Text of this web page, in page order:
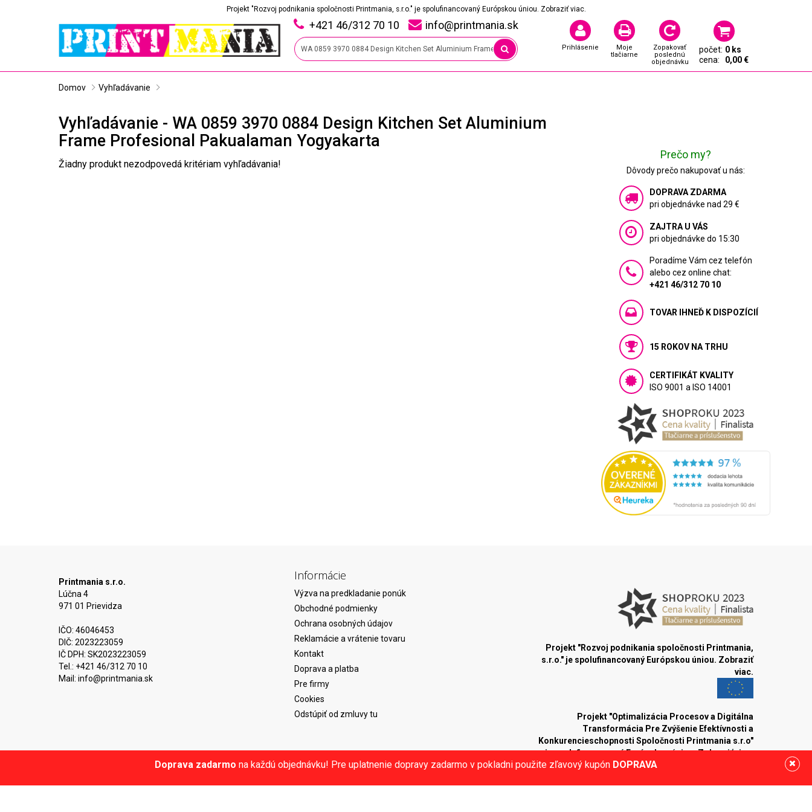
Doprava zadarmo na každú objednávku! Pre uplatnenie dopravy zadarmo v pokladni použite zľavový kupón DOPRAVA
Projekt "Rozvoj podnikania spoločnosti Printmania, s.r.o." je spolufinancovaný Európskou úniou. Zobraziť viac.
+421 46/312 70 10 info@printmania.sk
Prihlásenie
Moje
tlačiarne
Zopakovať
poslednú
objednávku
počet: 0 ks
cena:
0,00 €
Domov Vyhľadávanie
Vyhľadávanie - WA 0859 3970 0884 Design Kitchen Set Aluminium
Frame Profesional Pakualaman Yogyakarta
Žiadny produkt nezodpovedá kritériam vyhľadávania!
Prečo my?
Dôvody prečo nakupovať u nás:
DOPRAVA ZDARMA
pri objednávke nad 29 €
ZAJTRA U VÁS
pri objednávke do 15:30
Poradíme Vám cez telefón
alebo cez online chat:
+421 46/312 70 10
TOVAR IHNEĎ K DISPOZÍCIÍ
15 ROKOV NA TRHU
CERTIFIKÁT KVALITY
ISO 9001 a ISO 14001
Printmania s.r.o.
Lúčna 4
971 01 Prievidza
IČO: 46046453
DIČ: 2023223059
IČ DPH: SK2023223059
Tel.: +421 46/312 70 10
Mail: info@printmania.sk
Informácie
Výzva na predkladanie ponúk
Obchodné podmienky
Ochrana osobných údajov
Reklamácie a vrátenie tovaru
Kontakt
Doprava a platba
Pre firmy
Cookies
Odstúpiť od zmluvy tu
Projekt "Rozvoj podnikania spoločnosti Printmania,
s.r.o." je spolufinancovaný Európskou úniou. Zobraziť
viac.
Projekt "Optimalizácia Procesov a Digitálna
Transformácia Pre Zvýšenie Efektívnosti a
Konkurencieschopnosti Spoločnosti Printmania s.r.o"
je spolufinancovaný Európskou úniou.Zobraziť viac.